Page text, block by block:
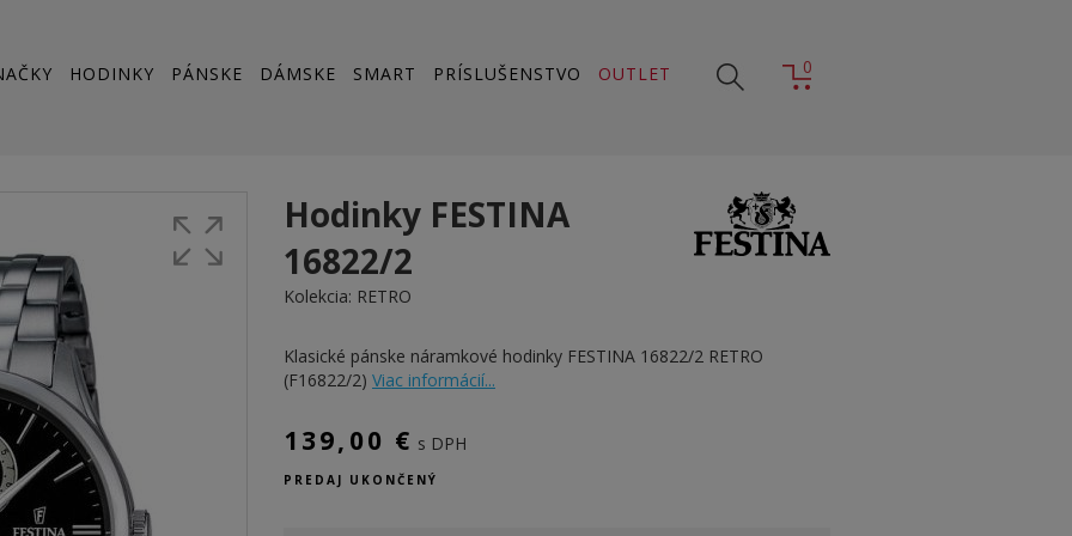
HODINKY PÁNSKE DÁMSKE SMART PRÍSLUŠENSTVO OUTLET 0
Hodinky FESTINA
16822/2
Kolekcia: RETRO
Klasické pánske náramkové hodinky FESTINA 16822/2 RETRO
(F16822/2) Viac informácií...
139,00 € s DPH
PREDAJ UKONČENÝ